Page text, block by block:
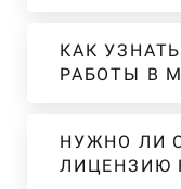
КАК
РАБОТЫ В
НУЖНО ЛИ
ЛИЦЕНЗИЮ